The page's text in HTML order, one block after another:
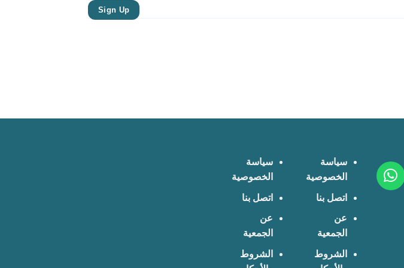
Sign Up
سياسة
الخصوصية
اتصل بنا
عن
الجمعية
الشروط
سياسة
الخصوصية
اتصل بنا
عن
الجمعية
الشروط